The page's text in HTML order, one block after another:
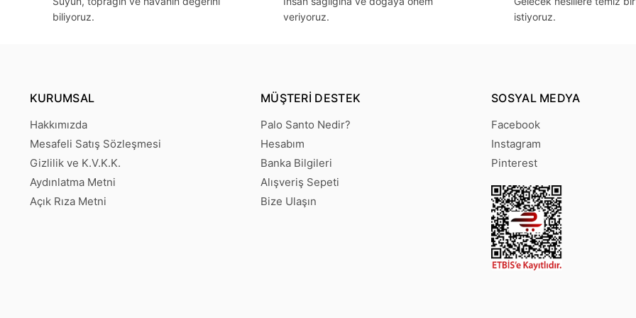
biliyoruz.
veriyoruz.
istiyoruz.
KURUMSAL
Hakkımızda
Mesafeli Satış Sözleşmesi
Gizlilik ve K.V.K.K.
Aydınlatma Metni
Açık Rıza Metni
MÜŞTERI DESTEK
Palo Santo Nedir?
Hesabım
Banka Bilgileri
Alışveriş Sepeti
Bize Ulaşın
SOSYAL MEDYA
Facebook
Instagram
Pinterest